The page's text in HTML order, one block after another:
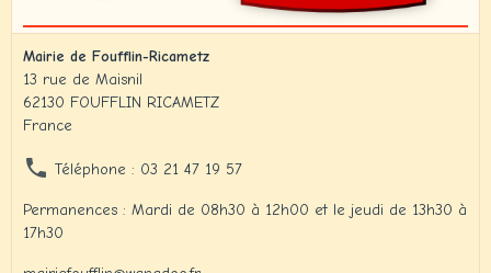
Mairie de Foufflin-Ricametz
13 rue de Maisnil
62130 FOUFFLIN RICAMETZ
France
Téléphone : 03 21 47 19 57
Permanences : Mardi de 08h30 à 12h00 et le jeudi de 13h30 à
17h30